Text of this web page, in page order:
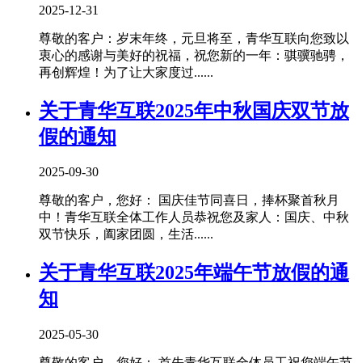
2025-12-31
尊敬的客户：岁末年终，元旦将至，青华互联向您致以
衷心的感谢与美好的祝福，祝您新的一年：骐骥驰骋，
再创辉煌！为了让大家度过......
关于青华互联2025年中秋国庆双节放
假的通知
2025-09-30
尊敬的客户，您好： 国庆佳节同喜日，捧杯聚首秋月
中！青华互联全体工作人员恭祝您及家人：国庆、中秋
双节快乐，阖家团圆，生活......
关于青华互联2025年端午节放假的通
知
2025-05-30